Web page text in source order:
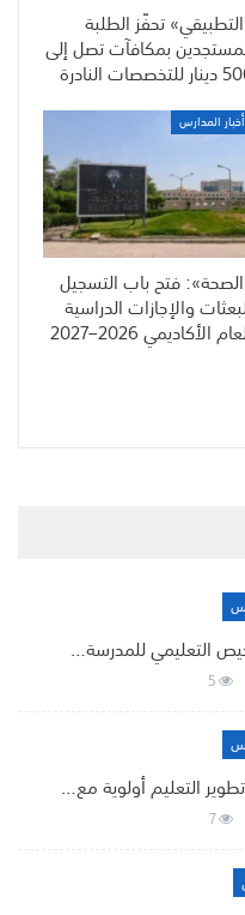
تحفّز الطلبة
بمكافآت تصل إلى
النادرة
أخبار المدارس
فتح باب التسجيل
والإجازات الدراسية
الأكاديمي 2026–2027
التعليمي للمدرسة…
5
التعليم أولوية مع…
7